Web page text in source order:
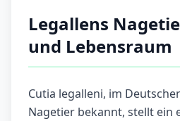
Legallens
und Lebensraum
Cutia legalleni, im
Nagetier bekannt, stellt ein